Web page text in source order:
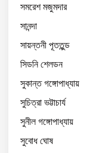
সমরেশ মজুমদার
সানন্দা
সায়ন্তনী পূততুন্ড
সিডনি শেলডন
সুকান্ত গঙ্গোপাধ্যায়
সুচিত্রা ভট্টাচার্য
সুনীল গঙ্গোপাধ্যায়
সুবোধ ঘোষ